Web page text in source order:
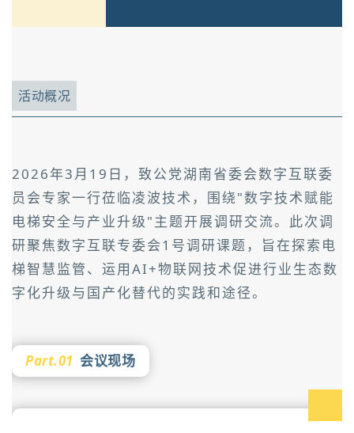
活动概况
2026年3月19日，致公党湖南省委会数字互联委
员会专家一行莅临凌波技术，围绕"数字技术赋能
电梯安全与产业升级"主题开展调研交流。此次调
研聚焦数字互联专委会1号调研课题，旨在探索电
梯智慧监管、运用AI+物联网技术促进行业生态数
字化升级与国产化替代的实践和途径。
Part.01 会议现场